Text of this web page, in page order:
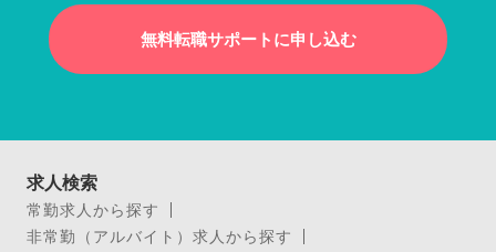
無料転職サポートに申し込む
求人検索
常勤求人から探す
非常勤（アルバイト）求人から探す